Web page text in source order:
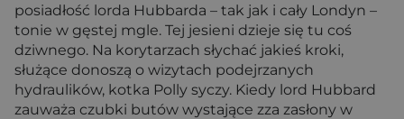
posiadłość lorda Hubbarda – tak jak i cały Londyn –
tonie w gęstej mgle. Tej jesieni dzieje się tu coś
dziwnego. Na korytarzach słychać jakieś kroki,
służące donoszą o wizytach podejrzanych
hydraulików, kotka Polly syczy. Kiedy lord Hubbard
zauważa czubki butów wystające zza zasłony w